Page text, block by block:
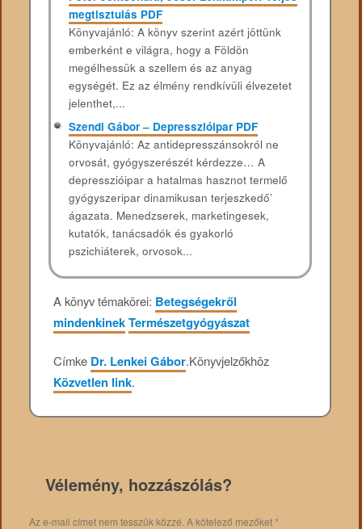
megtisztulás PDF
Könyvajánló: A könyv szerint azért jöttünk
emberként e világra, hogy a Földön
megélhessük a szellem és az anyag
egységét. Ez az élmény rendkívüli élvezetet
jelenthet,...
Szendi Gábor – Depresszióipar PDF
Könyvajánló: Az antidepresszánsokról ne
orvosát, gyógyszerészét kérdezze… A
depresszióipar a hatalmas hasznot termelő
gyógyszeripar dinamikusan terjeszkedő’
ágazata. Menedzserek, marketingesek,
kutatók, tanácsadók és gyakorló
pszichiáterek, orvosok...
A könyv témakörei: Betegségekről
mindenkinekTermészetgyógyászat
Címke Dr. Lenkei Gábor.Könyvjelzőkhöz
Közvetlen link.
Vélemény, hozzászólás?
Az e-mail címet nem tesszük közzé. A kötelező mezőket*